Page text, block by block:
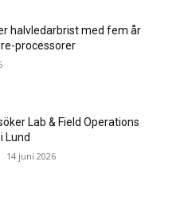
halvledarbrist med fem år
processorer
Lab & Field Operations
Lund
14 juni 2026